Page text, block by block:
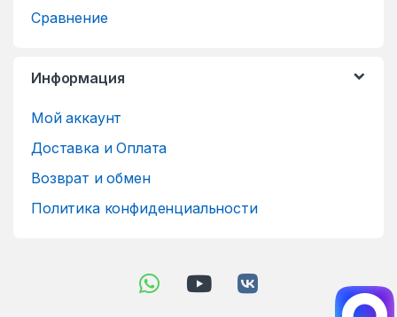
Сравнение
Информация
Мой аккаунт
Доставка и Оплата
Возврат и обмен
Политика конфиденциальности